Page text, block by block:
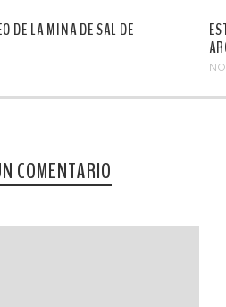
DE LA MINA DE SAL DE
COMENTARIO